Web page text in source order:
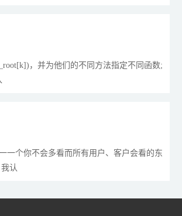
，并为他们的不同方法指定不同函数;
一个你不会多看而所有用户、客户会看的东
认